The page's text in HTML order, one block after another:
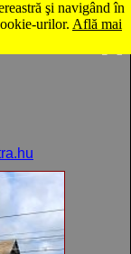
şi navigând în
urilor. Află mai
Erika